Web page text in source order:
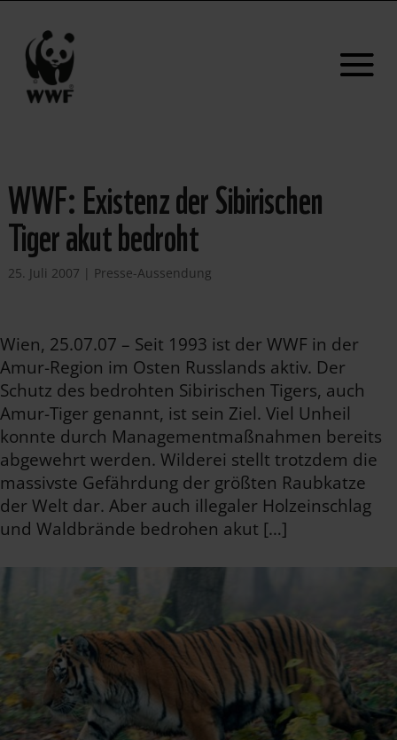
WWF: Existenz der Sibirischen
Tiger akut bedroht
25. Juli 2007 | Presse-Aussendung
Wien, 25.07.07 – Seit 1993 ist der WWF in der
Amur-Region im Osten Russlands aktiv. Der
Schutz des bedrohten Sibirischen Tigers, auch
Amur-Tiger genannt, ist sein Ziel. Viel Unheil
konnte durch Managementmaßnahmen bereits
abgewehrt werden. Wilderei stellt trotzdem die
massivste Gefährdung der größten Raubkatze
der Welt dar. Aber auch illegaler Holzeinschlag
und Waldbrände bedrohen akut […]